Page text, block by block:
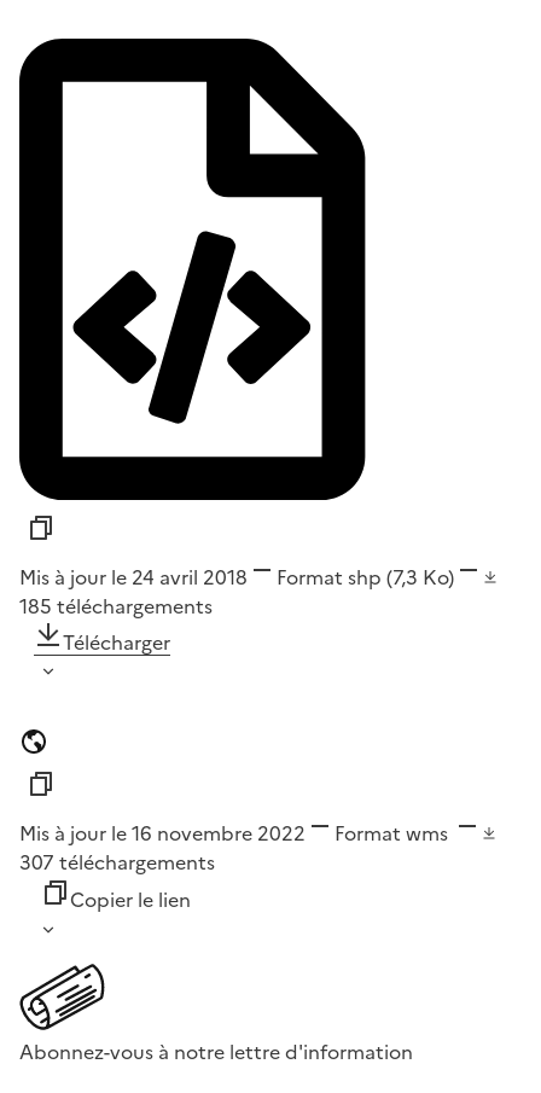
Mis à jour le 24 avril 2018 Format shp (7,3 Ko)
185 téléchargements
Télécharger
Mis à jour le 16 novembre 2022 Format wms
307 téléchargements
Copier le lien
Abonnez-vous à notre lettre d'information